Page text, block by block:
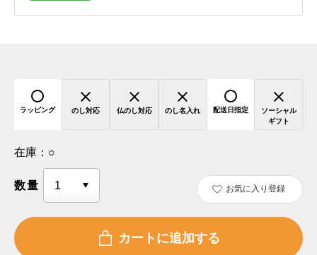
ラッピング のし対応 仏のし対応 のし名入れ 配送日指定
ソーシャル
ギフト
在庫： ○
数量 お気に入り登録